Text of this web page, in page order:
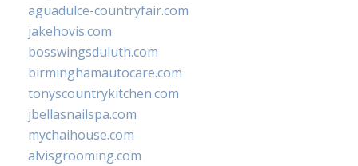
aguadulce-countryfair.com
jakehovis.com
bosswingsduluth.com
birminghamautocare.com
tonyscountrykitchen.com
jbellasnailspa.com
mychaihouse.com
alvisgrooming.com